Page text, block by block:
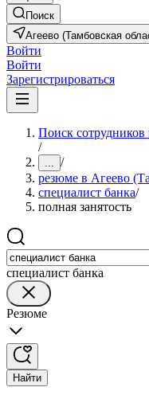
Поиск
Агеево (Тамбовская
Войти
Войти
Зарегистрироваться
Поиск сотрудников
/
... /
резюме в Агеево
специалист банка/
полная занятость
специалист банка
Резюме
Найти